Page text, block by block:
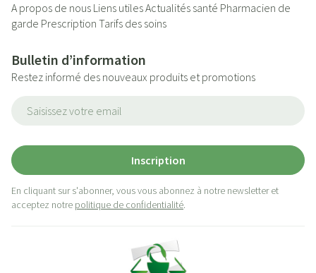
A propos de nous Liens utilesActualités santé Pharmacien de
garde Prescription Tarifs des soins
Bulletin d’information
Restez informé des nouveaux produits et promotions
Inscription
En cliquant sur s'abonner, vous vous abonnez à notre newsletter et
acceptez notre politique de confidentialité.